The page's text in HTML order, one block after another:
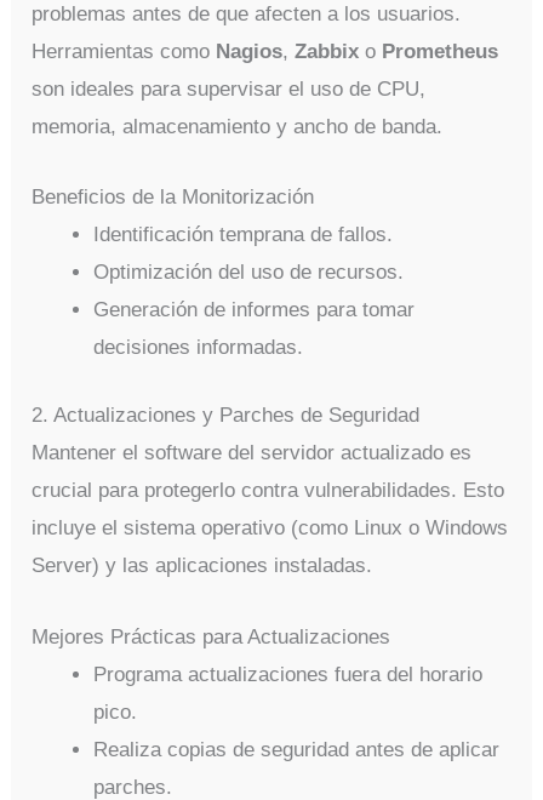
problemas antes de que afecten a los usuarios.
Herramientas como Nagios,Zabbix o Prometheus
son ideales para supervisar el uso de CPU,
memoria, almacenamiento y ancho de banda.
Beneficios de la Monitorización
Identificación temprana de fallos.
Optimización del uso de recursos.
Generación de informes para tomar
decisiones informadas.
2. Actualizaciones y Parches de Seguridad
Mantener el software del servidor actualizado es
crucial para protegerlo contra vulnerabilidades. Esto
incluye el sistema operativo (como Linux o Windows
Server) y las aplicaciones instaladas.
Mejores Prácticas para Actualizaciones
Programa actualizaciones fuera del horario
pico.
Realiza copias de seguridad antes de aplicar
parches.